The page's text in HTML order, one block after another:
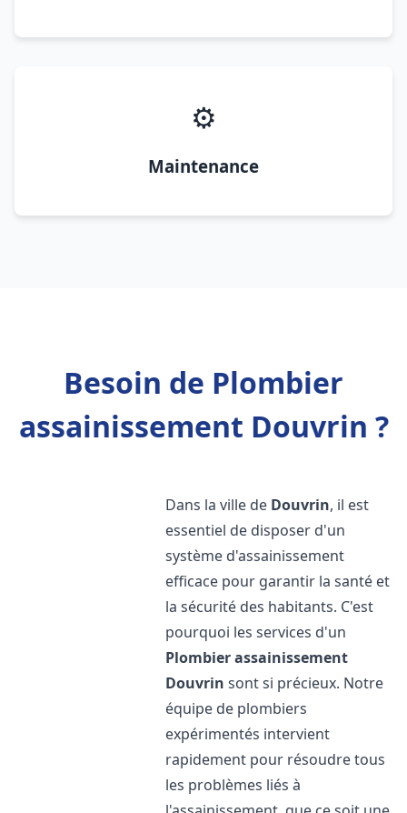
⚙️
Maintenance
Besoin de Plombier
assainissement Douvrin ?
Dans la ville de Douvrin, il est
essentiel de disposer d'un
système d'assainissement
efficace pour garantir la santé et
la sécurité des habitants. C'est
pourquoi les services d'un
Plombier assainissement
Douvrin sont si précieux. Notre
équipe de plombiers
expérimentés intervient
rapidement pour résoudre tous
les problèmes liés à